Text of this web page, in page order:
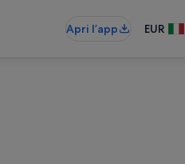
Apri l’app EUR